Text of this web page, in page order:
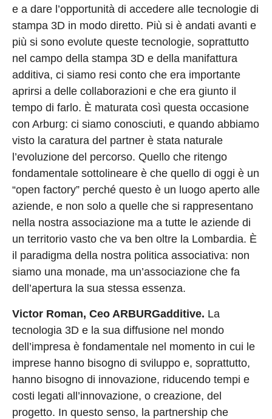
e a dare l’opportunità di accedere alle tecnologie di
stampa 3D in modo diretto. Più si è andati avanti e
più si sono evolute queste tecnologie, soprattutto
nel campo della stampa 3D e della manifattura
additiva, ci siamo resi conto che era importante
aprirsi a delle collaborazioni e che era giunto il
tempo di farlo. È maturata così questa occasione
con Arburg: ci siamo conosciuti, e quando abbiamo
visto la caratura del partner è stata naturale
l’evoluzione del percorso. Quello che ritengo
fondamentale sottolineare è che quello di oggi è un
“open factory” perché questo è un luogo aperto alle
aziende, e non solo a quelle che si rappresentano
nella nostra associazione ma a tutte le aziende di
un territorio vasto che va ben oltre la Lombardia. È
il paradigma della nostra politica associativa: non
siamo una monade, ma un’associazione che fa
dell’apertura la sua stessa essenza.
Victor Roman, Ceo ARBURGadditive. La
tecnologia 3D e la sua diffusione nel mondo
dell’impresa è fondamentale nel momento in cui le
imprese hanno bisogno di sviluppo e, soprattutto,
hanno bisogno di innovazione, riducendo tempi e
costi legati all’innovazione, o creazione, del
progetto. In questo senso, la partnership che